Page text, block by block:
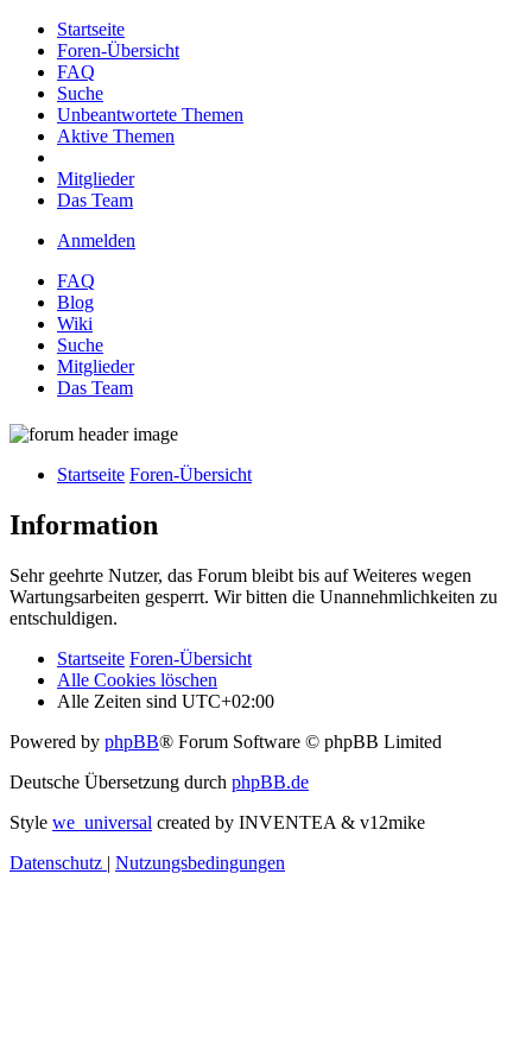
Startseite
Foren-Übersicht
FAQ
Suche
Unbeantwortete Themen
Aktive Themen
Mitglieder
Das Team
Anmelden
FAQ
Blog
Wiki
Suche
Mitglieder
Das Team
Startseite Foren-Übersicht
Information
Sehr geehrte Nutzer, das Forum bleibt bis auf Weiteres wegen
Wartungsarbeiten gesperrt. Wir bitten die Unannehmlichkeiten zu
entschuldigen.
Startseite Foren-Übersicht
Alle Cookies löschen
Alle Zeiten sind UTC+02:00
Powered by phpBB® Forum Software © phpBB Limited
Deutsche Übersetzung durch phpBB.de
Style we_universal created by INVENTEA & v12mike
Datenschutz | Nutzungsbedingungen